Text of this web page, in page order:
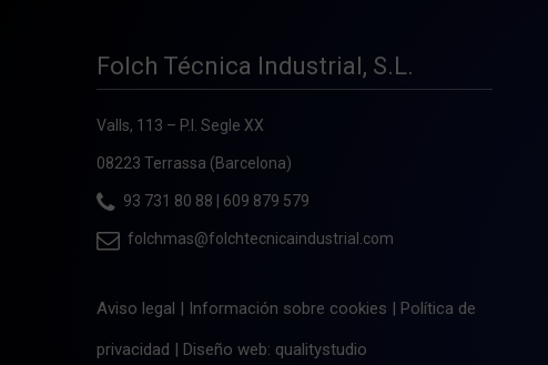
Folch Técnica Industrial, S.L.
Valls, 113 – P.I. Segle XX
08223 Terrassa (Barcelona)
93 731 80 88 609 879 579
folchmas@folchtecnicaindustrial.com
Aviso legal | Información sobre cookies | Política de
privacidad | Diseño web: qualitystudio